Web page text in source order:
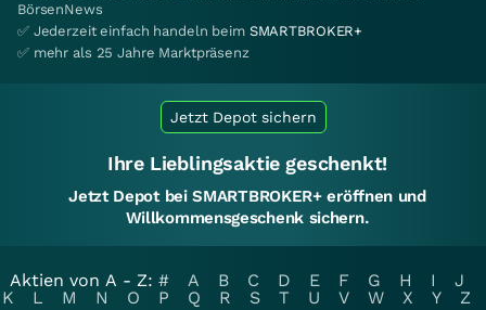
BörsenNews
✅ Jederzeit einfach handeln beim SMARTBROKER+
✅ mehr als 25 Jahre Marktpräsenz
Jetzt Depot sichern
Ihre Lieblingsaktie geschenkt!
Jetzt Depot bei SMARTBROKER+ eröffnen und
Willkommensgeschenk sichern.
Aktien von A - Z: # A B C D E F G H I
J
K
L M N O P Q R S T U V W X Y
Z